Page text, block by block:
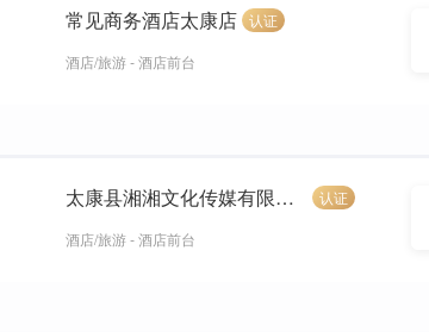
常见商务酒店太康店 认证
酒店/旅游 - 酒店前台
太康县湘湘文化传媒有限公司 认证
酒店/旅游 - 酒店前台